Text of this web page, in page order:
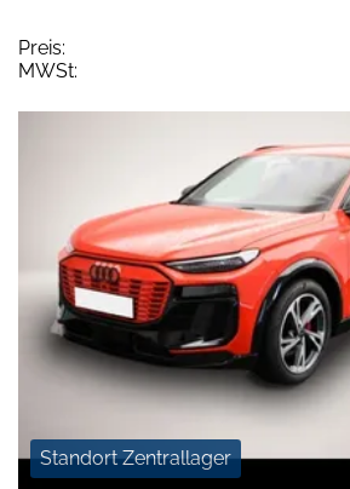
Preis:
MWSt:
Standort Zentrallager